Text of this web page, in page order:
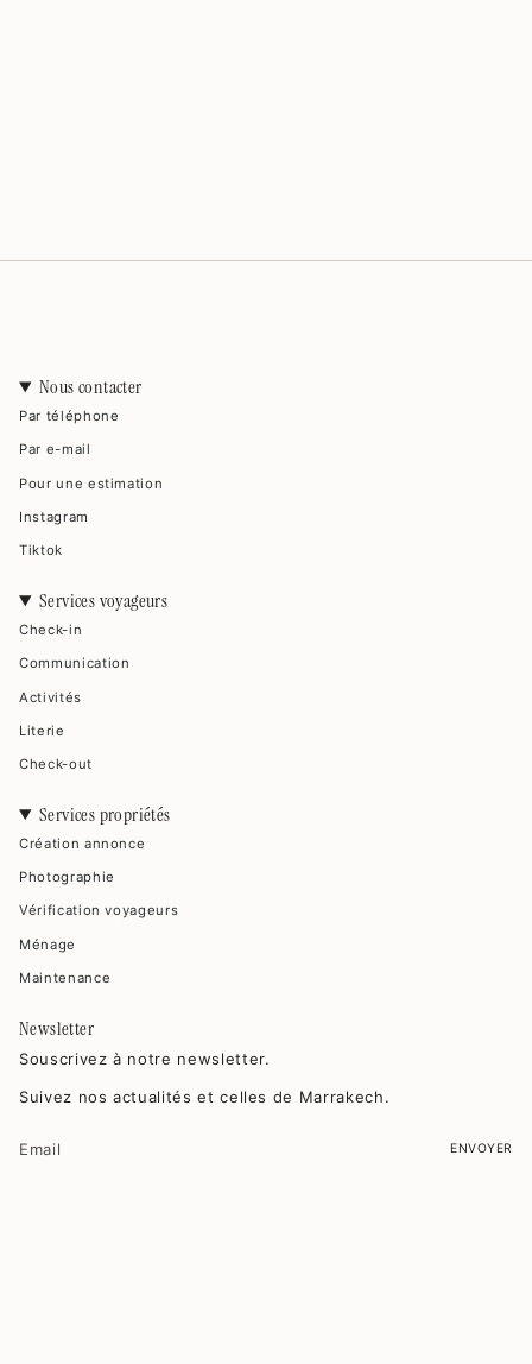
Nous contacter
Par téléphone
Par e-mail
Pour une estimation
Instagram
Tiktok
Services voyageurs
Check-in
Communication
Activités
Literie
Check-out
Services propriétés
Création annonce
Photographie
Vérification voyageurs
Ménage
Maintenance
Newsletter
Souscrivez à notre newsletter.
Suivez nos actualités et celles de Marrakech.
ENVOYER